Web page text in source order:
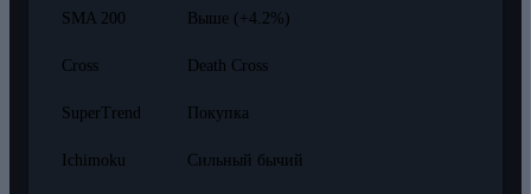
SMA 200 Выше (+4.2%)
Cross Death Cross
SuperTrend Покупка
Ichimoku Сильный бычий